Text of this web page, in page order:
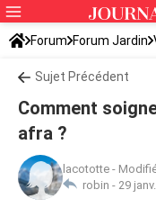
Forum Forum Jardin
Sujet Précédent
Comment
afra ?
lacototte -
robin - 29